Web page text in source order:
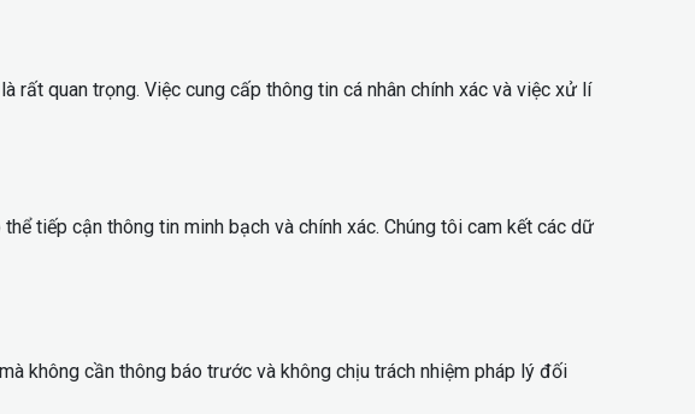
quan trọng. Việc cung cấp thông tin cá nhân chính xác và việc xử lí
tiếp cận thông tin minh bạch và chính xác. Chúng tôi cam kết các dữ
không cần thông báo trước và không chịu trách nhiệm pháp lý đối